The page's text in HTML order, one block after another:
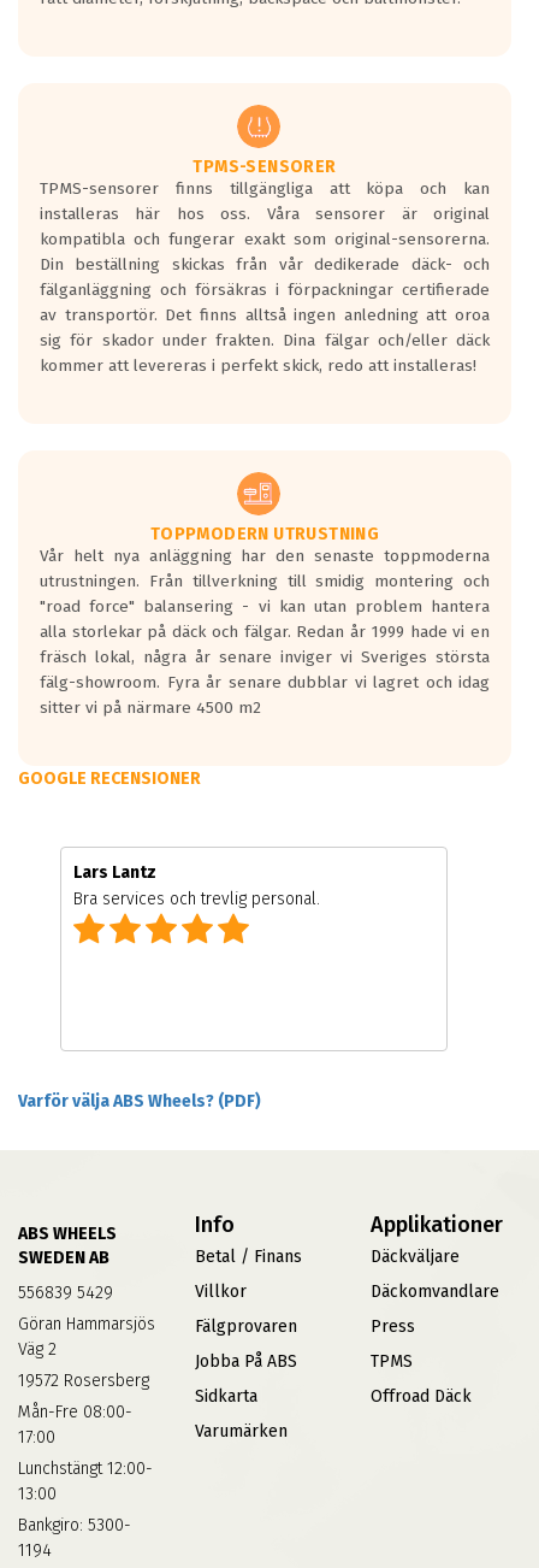
ett tyst däck.
regelverket som introduceras år 2016.
Ett däck med två svarta vågor är redan
godkända för år 2016 nya regelverk.
Ett däck med en svart våg kommer vara
minst tre decibel tystare än det
regelverk som börjar gälla 2016.
TPMS-SENSORER
TPMS-sensorer finns tillgängliga att köpa och kan
installeras här hos oss. Våra sensorer är original
kompatibla och fungerar exakt som original-sensorerna.
Din beställning skickas från vår dedikerade däck- och
fälganläggning och försäkras i förpackningar certifierade
av transportör. Det finns alltså ingen anledning att oroa
sig för skador under frakten. Dina fälgar och/eller däck
kommer att levereras i perfekt skick, redo att installeras!
TOPPMODERN UTRUSTNING
Vår helt nya anläggning har den senaste toppmoderna
utrustningen. Från tillverkning till smidig montering och
"road force" balansering - vi kan utan problem hantera
alla storlekar på däck och fälgar. Redan år 1999 hade vi en
fräsch lokal, några år senare inviger vi Sveriges största
fälg-showroom. Fyra år senare dubblar vi lagret och idag
sitter vi på närmare 4500 m2
GOOGLE RECENSIONER
Lars Lantz
Bra services och trevlig personal.
Varför välja ABS Wheels? (PDF)
ABS WHEELS
SWEDEN AB
556839 5429
Göran Hammarsjös
Väg 2
19572 Rosersberg
Mån-Fre 08:00-
17:00
Lunchstängt 12:00-
13:00
Bankgiro: 5300-
1194
Info
Betal / Finans
Villkor
Fälgprovaren
Jobba På ABS
Sidkarta
Varumärken
Applikationer
Däckväljare
Däckomvandlare
Press
TPMS
Offroad Däck